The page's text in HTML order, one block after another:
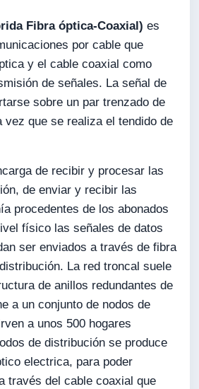
Fibra óptica-Coaxial) es
por cable que
y el cable coaxial como
de señales. La señal de
sobre un par trenzado de
vez que se realiza el tendido de
de recibir y procesar las
de enviar y recibir las
procedentes de los abonados
físico las señales de datos
ser enviados a través de fibra
La red troncal suele
de anillos redundantes de
a un conjunto de nodos de
a unos 500 hogares
de distribución se produce
electrica, para poder
través del cable coaxial que